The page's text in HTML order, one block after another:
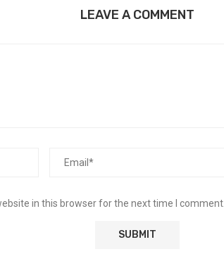
LEAVE A COMMENT
in this browser for the next time I comment.